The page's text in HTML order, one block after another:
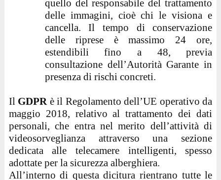
quello del responsabile del trattamento
delle immagini, cioè chi le visiona e
cancella. Il tempo di conservazione
delle riprese è massimo 24 ore,
estendibili fino a 48, previa
consultazione dell’Autorità Garante in
presenza di rischi concreti.
Il GDPRè il Regolamento dell’UE operativo da
maggio 2018, relativo al trattamento dei dati
personali, che entra nel merito dell’attività di
videosorveglianza attraverso una sezione
dedicata alle telecamere intelligenti, spesso
adottate per la sicurezza alberghiera.
All’interno di questa dicitura rientrano tutte le